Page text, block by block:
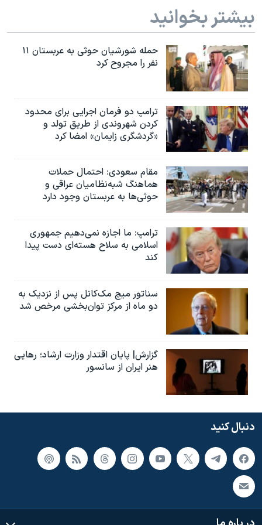
نرگس محمدی برنده جایزه نوبل صلح
همایش محافظه‌کاران آمریکا «سی‌پک»
صفحه‌های ویژه
سفر پرزیدنت ترامپ به چین
بیشتر بخوانید
حمله شورشیان حوثی به عربستان ۱۱
نفر را مجروح کرد
ترامپ دو فرمان اجرایی برای محدود
کردن شهروندی از طریق تولد و
«گردشگری زایمان» امضا کرد
مقام سعودی: احتمال حملات
هماهنگ شبه‌نظامیان عراقی و
حوثی‌ها به عربستان وجود دارد
ترامپ: ما اجازه نمی‌دهیم جمهوری
اسلامی به سلاح هسته‌ای دست پیدا
کند
سناتور میچ مک‌کانل پس از نزدیک به
دو ماه از مرکز توان‌بخشی مرخص شد
گزارش| پایان اقتدار وزارت ارشاد؛ رهایی
هنر ایران از سانسور
دنبال کنید